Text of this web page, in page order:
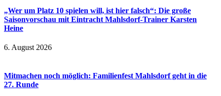
„Wer um Platz 10 spielen will, ist hier falsch“: Die große
Saisonvorschau mit Eintracht Mahlsdorf-Trainer Karsten
Heine
6. August 2026
Mitmachen noch möglich: Familienfest Mahlsdorf geht in die
27. Runde